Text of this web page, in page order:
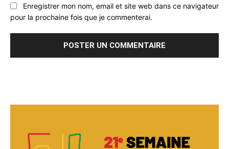
Enregistrer mon nom, email et site web dans ce navigateur
pour la prochaine fois que je commenterai.